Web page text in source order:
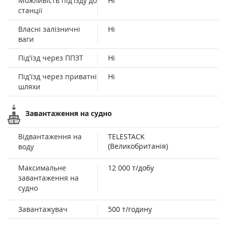
станції
Власні залізничні
ваги
Ні
Під'їзд через ППЗТ
Ні
Під'їзд через приватні
шляхи
Ні
Завантаження на судно
Відвантаження на
воду
TELESTACK
(Великобританія)
Максимальне
завантаження на
судно
12 000 т/добу
Завантажувач 500 т/годину